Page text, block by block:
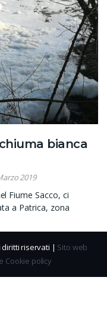
bianca
2019
Fiume Sacco, ci
a Patrica, zona
riservati | Sito web
Cookie policy